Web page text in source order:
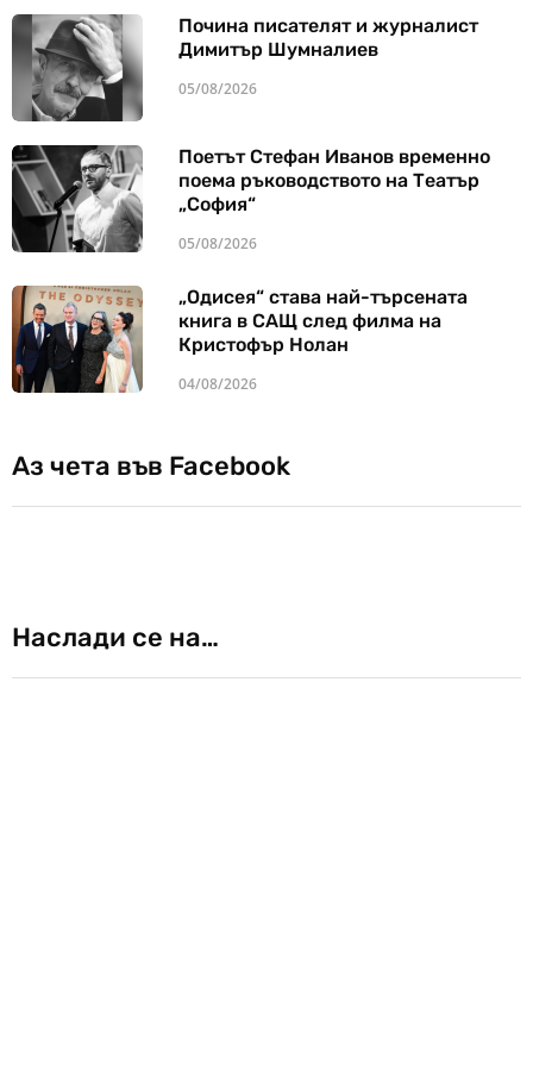
Почина писателят и журналист
Димитър Шумналиев
05/08/2026
Поетът Стефан Иванов временно
поема ръководството на Театър
„София“
05/08/2026
„Одисея“ става най-търсената
книга в САЩ след филма на
Кристофър Нолан
04/08/2026
Аз чета във Facebook
Наслади се на…